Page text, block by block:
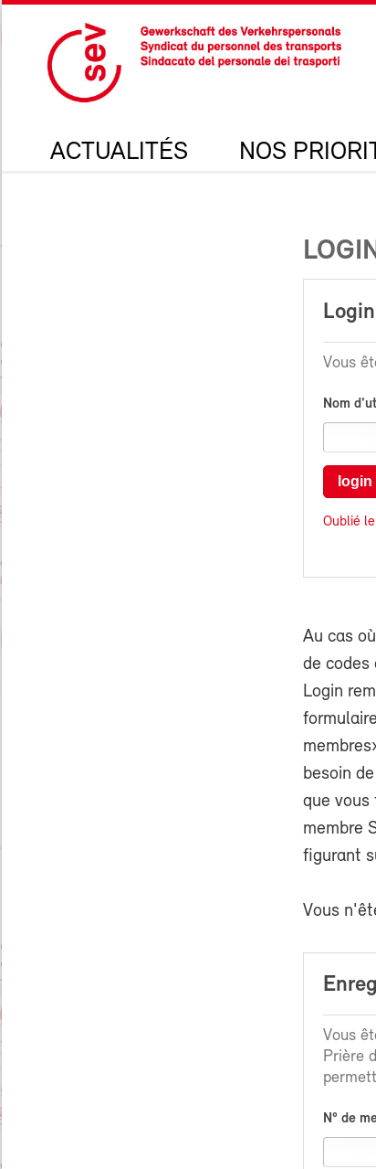
ACTUALITÉS NOS
Vous
Nom
login
Oublié
Au cas
de codes
Login
besoin
que vous
membre
figurant
Vous
Vous
Prière
N° de